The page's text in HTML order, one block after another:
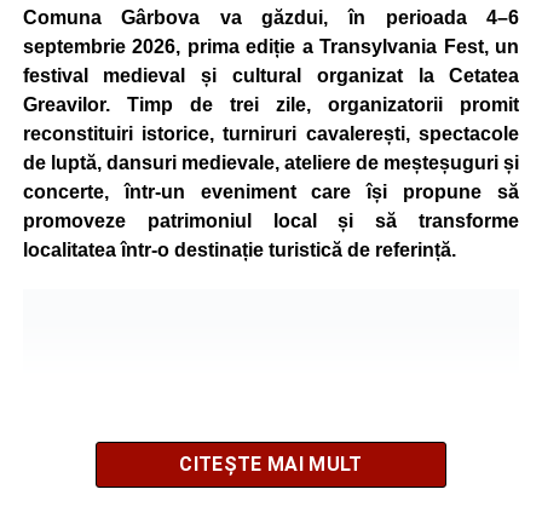
Comuna Gârbova va găzdui, în perioada 4–6
septembrie 2026, prima ediție a Transylvania Fest, un
festival medieval și cultural organizat la Cetatea
Greavilor. Timp de trei zile, organizatorii promit
reconstituiri istorice, turniruri cavalerești, spectacole
de luptă, dansuri medievale, ateliere de meșteșuguri și
concerte, într-un eveniment care își propune să
promoveze patrimoniul local și să transforme
localitatea într-o destinație turistică de referință.
CITEȘTE MAI MULT